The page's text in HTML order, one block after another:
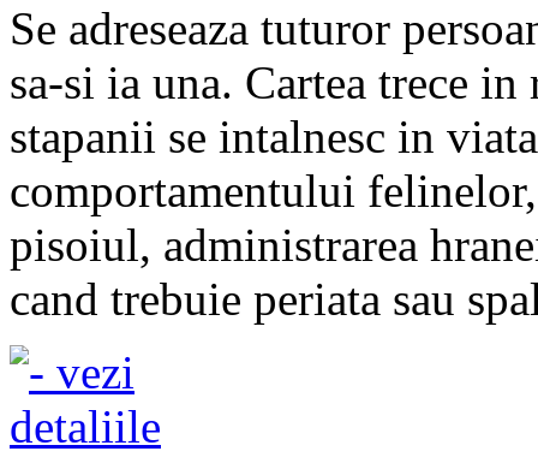
Se adreseaza tuturor
sa-si ia una. Cartea trece
stapanii se intalnesc in
comportamentului
pisoiul, administrarea
cand trebuie periata sau